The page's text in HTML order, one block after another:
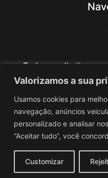
Valorizamos a sua
Usamos cookies para
navegação, anúncios
personalizado e analisar
“Aceitar tudo”, você
Customizar
Todos os direitos